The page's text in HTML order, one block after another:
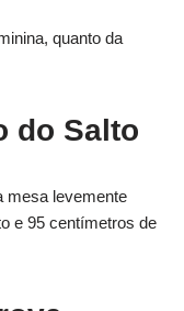
quanto da
do Salto
mesa levemente
e 95 centímetros de